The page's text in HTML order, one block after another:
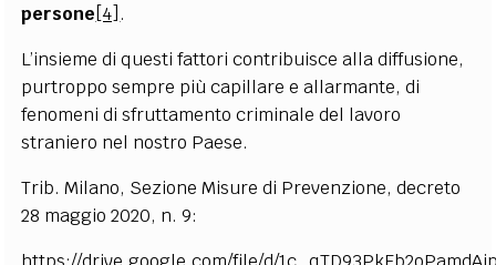
persone[4] .
L’insieme di questi fattori contribuisce alla diffusione,
purtroppo sempre più capillare e allarmante, di
fenomeni di sfruttamento criminale del lavoro
straniero nel nostro Paese.
Trib. Milano, Sezione Misure di Prevenzione, decreto
28 maggio 2020, n. 9: